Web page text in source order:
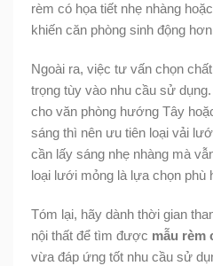
rèm có họa tiết nhẹ nhàng
khiến căn phòng sinh động
Ngoài ra, việc tư vấn chọn
trọng tùy vào nhu cầu sử
cho văn phòng hướng Tây
sáng thì nên ưu tiên loại vải
cần lấy sáng nhẹ nhàng mà
loại lưới mỏng là lựa chọn phù
Tóm lại, hãy dành thời gian
nội thất để tìm được mẫu rèm
vừa đáp ứng tốt nhu cầu sử